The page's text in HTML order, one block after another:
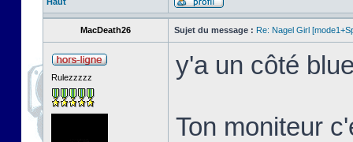
MacDeath26 Sujet du message : Re: Nagel Girl
Rulezzzzz y'a un côté
Ton moniteur